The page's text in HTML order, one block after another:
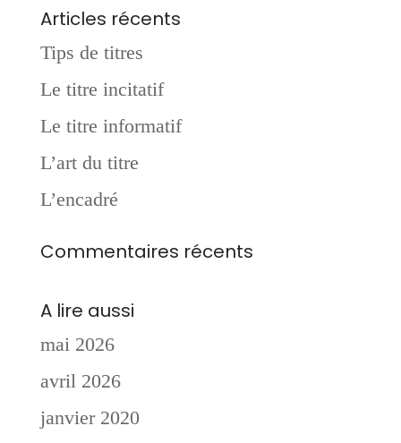
Articles récents
Tips de titres
Le titre incitatif
Le titre informatif
L’art du titre
L’encadré
Commentaires récents
A lire aussi
mai 2026
avril 2026
janvier 2020